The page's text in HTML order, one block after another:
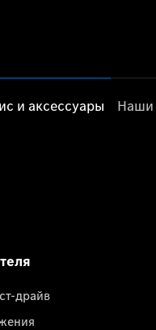
и аксессуары Наши
драйв